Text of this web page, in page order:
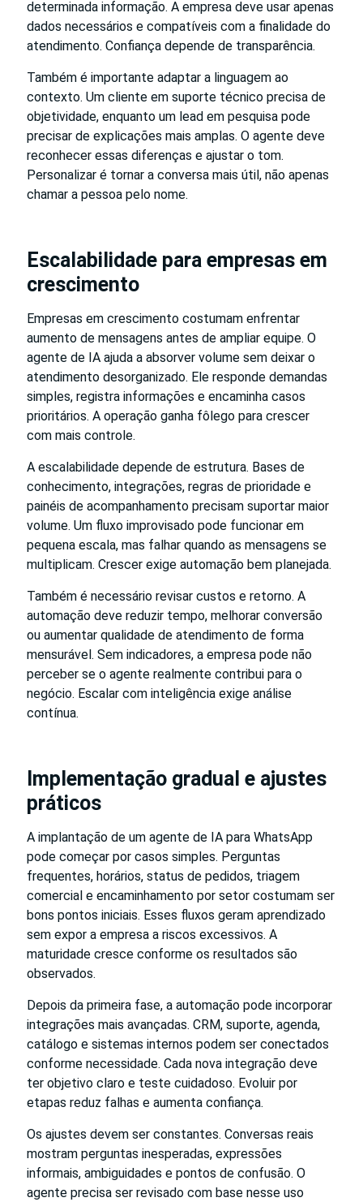
determinada informação. A empresa deve usar apenas
dados necessários e compatíveis com a finalidade do
atendimento. Confiança depende de transparência.
Também é importante adaptar a linguagem ao
contexto. Um cliente em suporte técnico precisa de
objetividade, enquanto um lead em pesquisa pode
precisar de explicações mais amplas. O agente deve
reconhecer essas diferenças e ajustar o tom.
Personalizar é tornar a conversa mais útil, não apenas
chamar a pessoa pelo nome.
Escalabilidade para empresas em
crescimento
Empresas em crescimento costumam enfrentar
aumento de mensagens antes de ampliar equipe. O
agente de IA ajuda a absorver volume sem deixar o
atendimento desorganizado. Ele responde demandas
simples, registra informações e encaminha casos
prioritários. A operação ganha fôlego para crescer
com mais controle.
A escalabilidade depende de estrutura. Bases de
conhecimento, integrações, regras de prioridade e
painéis de acompanhamento precisam suportar maior
volume. Um fluxo improvisado pode funcionar em
pequena escala, mas falhar quando as mensagens se
multiplicam. Crescer exige automação bem planejada.
Também é necessário revisar custos e retorno. A
automação deve reduzir tempo, melhorar conversão
ou aumentar qualidade de atendimento de forma
mensurável. Sem indicadores, a empresa pode não
perceber se o agente realmente contribui para o
negócio. Escalar com inteligência exige análise
contínua.
Implementação gradual e ajustes
práticos
A implantação de um agente de IA para WhatsApp
pode começar por casos simples. Perguntas
frequentes, horários, status de pedidos, triagem
comercial e encaminhamento por setor costumam ser
bons pontos iniciais. Esses fluxos geram aprendizado
sem expor a empresa a riscos excessivos. A
maturidade cresce conforme os resultados são
observados.
Depois da primeira fase, a automação pode incorporar
integrações mais avançadas. CRM, suporte, agenda,
catálogo e sistemas internos podem ser conectados
conforme necessidade. Cada nova integração deve
ter objetivo claro e teste cuidadoso. Evoluir por
etapas reduz falhas e aumenta confiança.
Os ajustes devem ser constantes. Conversas reais
mostram perguntas inesperadas, expressões
informais, ambiguidades e pontos de confusão. O
agente precisa ser revisado com base nesse uso